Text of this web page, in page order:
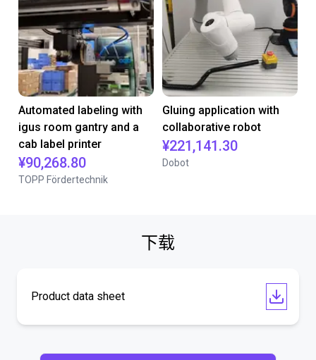
Automated labeling with
igus room gantry and a
cab label printer
¥90,268.80
TOPP Fördertechnik
Gluing application with
collaborative robot
¥221,141.30
Dobot
下载
Product data sheet